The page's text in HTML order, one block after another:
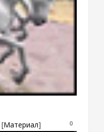
0
[Материал]